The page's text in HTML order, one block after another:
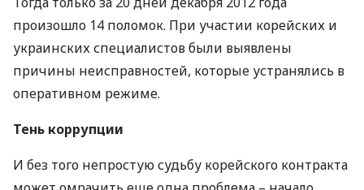
произошло 14 поломок. При участии корейских и
украинских специалистов были выявлены
причины неисправностей, которые устранялись в
оперативном режиме.
Тень коррупции
И без того непростую судьбу корейского контракта